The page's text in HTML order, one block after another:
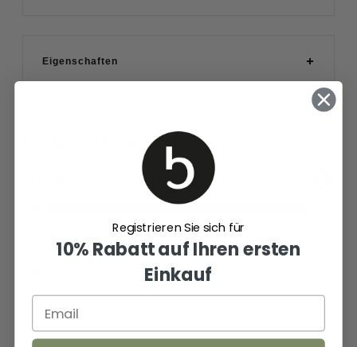
Eigenschaften
Bewertungen
Registrieren Sie sich für
10% Rabatt auf Ihren ersten
Einkauf